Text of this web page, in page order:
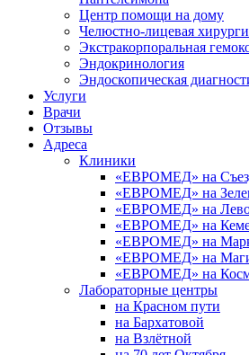
Центр помощи на дому
Челюстно-лицевая
Экстракорпоральная
Эндокринология
Эндоскопическая
Услуги
Врачи
Отзывы
Адреса
Клиники
«ЕВРОМЕД» на
«ЕВРОМЕД» на
«ЕВРОМЕД» на
«ЕВРОМЕД» на
«ЕВРОМЕД» на
«ЕВРОМЕД» на
«ЕВРОМЕД» на
Лабораторные центры
на Красном пути
на Бархатовой
на Взлётной